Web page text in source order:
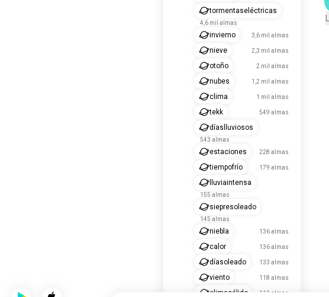
tormentaseléctricas
4,6 mil almas
invierno 3,6 mil almas
nieve 2,3 mil almas
otoño 2 mil almas
nubes 1,2 mil almas
clima 1 mil almas
tekk 549 almas
díaslluviosos
543 almas
estaciones 228 almas
tiempofrío 179 almas
lluviaintensa
155 almas
siepresoleado
145 almas
niebla 136 almas
calor 136 almas
díasoleado 133 almas
viento 118 almas
climacálido 112 almas